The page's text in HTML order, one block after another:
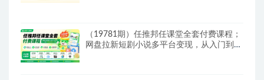
（19781期）任推邦任课堂全套付费课程；
网盘拉新短剧小说多平台变现，从入门到高